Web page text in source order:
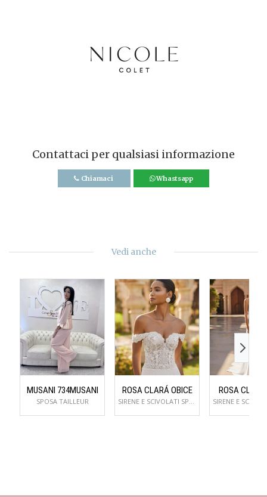
Contattaci per qualsiasi informazione
Chiamaci Whastsapp
Vedi anche
MUSANI 734MUSANI
SPOSA TAILLEUR
ROSA CLARÁ OBICE
SIRENE E SCIVOLATI SPOSA
ROSA